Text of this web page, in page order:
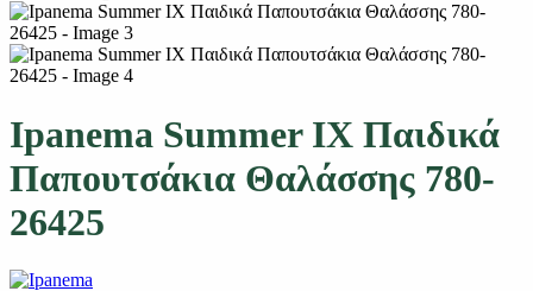
Ipanema Summer IX Παιδικά
Παπουτσάκια Θαλάσσης 780-
26425